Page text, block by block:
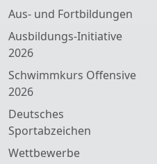
Aus- und Fortbildungen
Ausbildungs-Initiative
2026
Schwimmkurs Offensive
2026
Deutsches
Sportabzeichen
Wettbewerbe